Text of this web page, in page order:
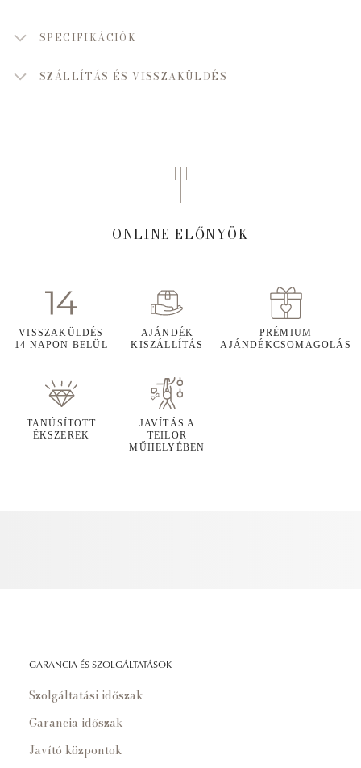
SPECIFIKÁCIÓK
SZÁLLÍTÁS ÉS VISSZAKÜLDÉS
ONLINE ELŐNYÖK
VISSZAKÜLDÉS
14 NAPON BELÜL
AJÁNDÉK
KISZÁLLÍTÁS
PRÉMIUM
AJÁNDÉKCSOMAGOLÁS
TANÚSÍTOTT
ÉKSZEREK
JAVÍTÁS A
TEILOR
MŰHELYÉBEN
GARANCIA ÉS SZOLGÁLTATÁSOK
Szolgáltatási időszak
Garancia időszak
Javító központok